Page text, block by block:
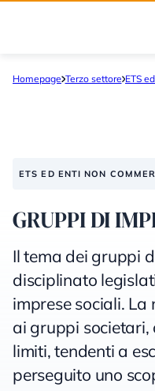
Homepage Terzo settore ETS
ETS ED ENTI NON
GRUPPI DI
Il tema dei gruppi
disciplinato
imprese sociali.
ai gruppi societari,
limiti, tendenti a
perseguito uno